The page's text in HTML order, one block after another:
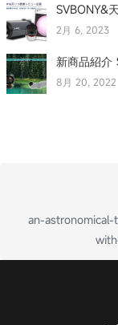
SVBONY&
2月 6, 2023
新商品紹介
8月 20, 2022
an-